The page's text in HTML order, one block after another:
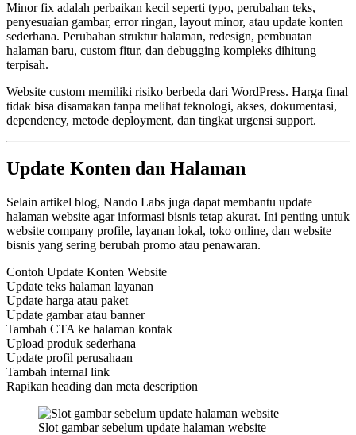
Minor fix adalah perbaikan kecil seperti typo, perubahan teks,
penyesuaian gambar, error ringan, layout minor, atau update konten
sederhana. Perubahan struktur halaman, redesign, pembuatan
halaman baru, custom fitur, dan debugging kompleks dihitung
terpisah.
Website custom memiliki risiko berbeda dari WordPress. Harga final
tidak bisa disamakan tanpa melihat teknologi, akses, dokumentasi,
dependency, metode deployment, dan tingkat urgensi support.
Update Konten dan Halaman
Selain artikel blog, Nando Labs juga dapat membantu update
halaman website agar informasi bisnis tetap akurat. Ini penting untuk
website company profile, layanan lokal, toko online, dan website
bisnis yang sering berubah promo atau penawaran.
Contoh Update Konten Website
Update teks halaman layanan
Update harga atau paket
Update gambar atau banner
Tambah CTA ke halaman kontak
Upload produk sederhana
Update profil perusahaan
Tambah internal link
Rapikan heading dan meta description
Slot gambar sebelum update halaman website